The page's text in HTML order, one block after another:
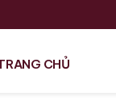
CHỦ